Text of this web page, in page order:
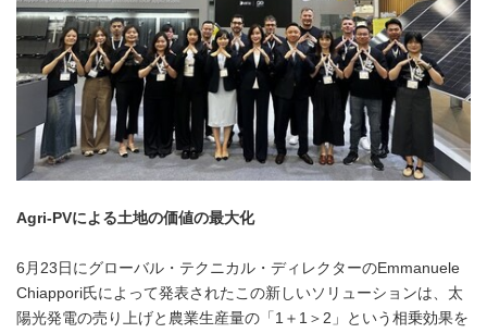
Agri-PVによる土地の価値の最大化
6月23日にグローバル・テクニカル・ディレクターのEmmanuele
Chiappori氏によって発表されたこの新しいソリューションは、太
陽光発電の売り上げと農業生産量の「1＋1＞2」という相乗効果を